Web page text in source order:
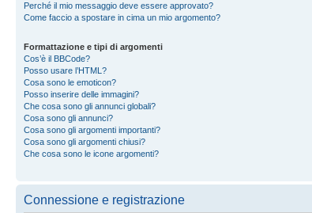
Perché il mio messaggio deve essere approvato?
Come faccio a spostare in cima un mio argomento?
Formattazione e tipi di argomenti
Cos’è il BBCode?
Posso usare l’HTML?
Cosa sono le emoticon?
Posso inserire delle immagini?
Che cosa sono gli annunci globali?
Cosa sono gli annunci?
Cosa sono gli argomenti importanti?
Cosa sono gli argomenti chiusi?
Che cosa sono le icone argomenti?
Connessione e registrazione